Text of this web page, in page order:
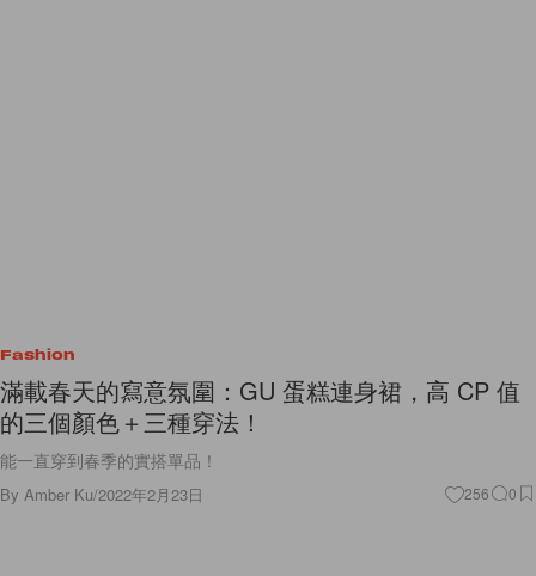
Fashion
滿載春天的寫意氛圍：GU 蛋糕連身裙，高 CP 值
的三個顏色＋三種穿法！
能一直穿到春季的實搭單品！
By Amber Ku/2022年2月23日 256 0